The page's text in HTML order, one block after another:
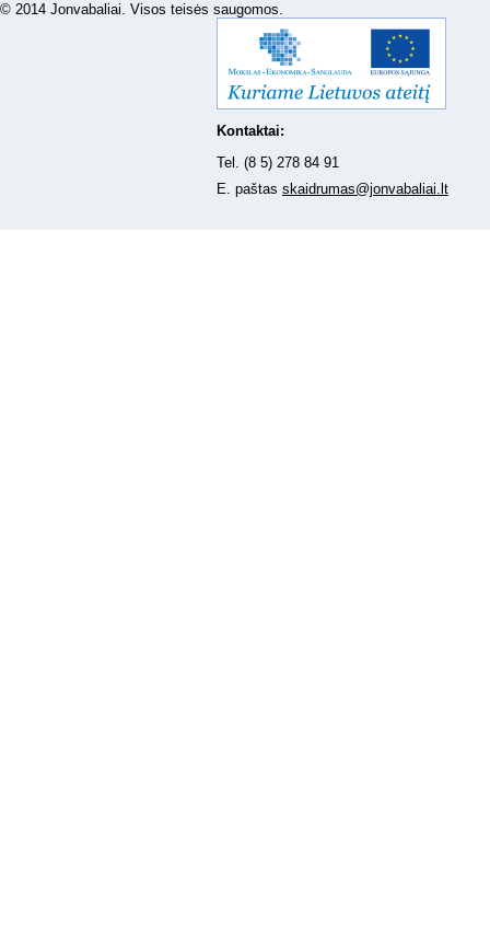
© 2014 Jonvabaliai. Visos teisės saugomos.
Kontaktai:
Tel. (8 5) 278 84 91
E. paštas skaidrumas@jonvabaliai.lt